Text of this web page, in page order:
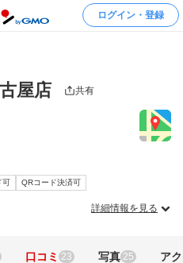
ログイン・登録
屋店 共有
可 QRコード決済可
詳細情報を見る
口コミ 23 写真 25 ア